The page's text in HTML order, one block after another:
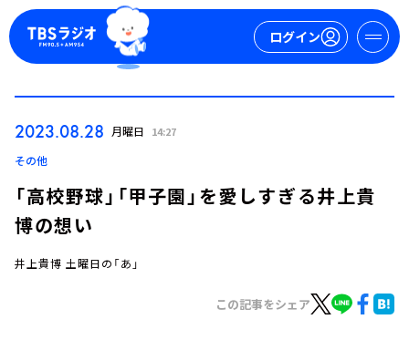
ログイン
2023.08.28 月曜日 14:27
その他
「高校野球」「甲子園」を愛しすぎる井上貴
博の想い
井上貴博 土曜日の「あ」
この記事をシェア